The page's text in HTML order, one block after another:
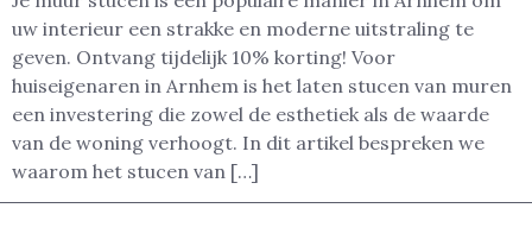
uw interieur een strakke en moderne uitstraling te
geven. Ontvang tijdelijk 10% korting! Voor
huiseigenaren in Arnhem is het laten stucen van muren
een investering die zowel de esthetiek als de waarde
van de woning verhoogt. In dit artikel bespreken we
waarom het stucen van […]